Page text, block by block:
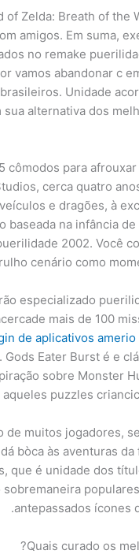
of Zelda: Breath of the
amigos. Em suma,
no remake
vamos abandonar c
Unidade
alternativa dos
para
cerca quatro
e dragões, à
na infância
2002. Você
cenário como
especializado
mais de 100
de aplicativos amerio
Eater Burst é e
sobre Monster
puzzles
muitos jogadores,
bòca às aventuras
que é unidade dos
antepassados ícones
Quais curado os